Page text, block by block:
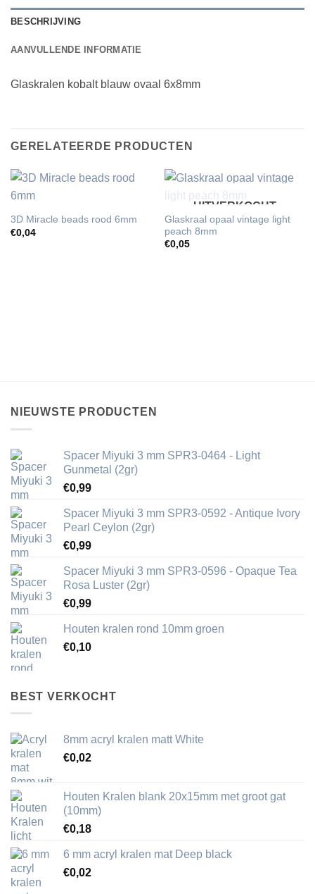
BESCHRIJVING
AANVULLENDE INFORMATIE
Glaskralen kobalt blauw ovaal 6x8mm
GERELATEERDE PRODUCTEN
3D Miracle beads rood 6mm
€0,04
UITVERKOCHT
Glaskraal opaal vintage light
peach 8mm
€0,05
NIEUWSTE PRODUCTEN
Spacer Miyuki 3 mm SPR3-0464 - Light
Gunmetal (2gr)
€0,99
Spacer Miyuki 3 mm SPR3-0592 - Antique Ivory
Pearl Ceylon (2gr)
€0,99
Spacer Miyuki 3 mm SPR3-0596 - Opaque Tea
Rosa Luster (2gr)
€0,99
Houten kralen rond 10mm groen
€0,10
BEST VERKOCHT
8mm acryl kralen matt White
€0,02
Houten Kralen blank 20x15mm met groot gat
(10mm)
€0,18
6 mm acryl kralen mat Deep black
€0,02